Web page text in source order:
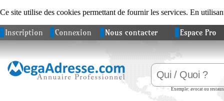
Ce site utilise des cookies permettant de fournir les services. En
Inscription Connexion Nous contacter Espace Pro
Exemple: avocat ou